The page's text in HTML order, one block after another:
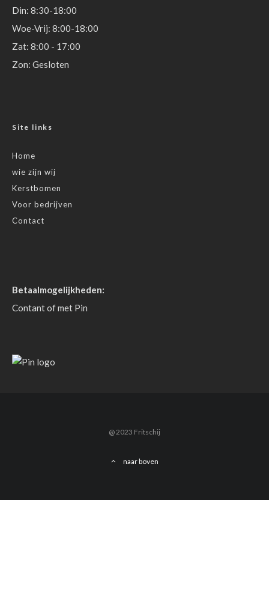
Din: 8:30-18:00
Woe-Vrij: 8:00-18:00
Zat: 8:00 - 17:00
Zon: Gesloten
Site links
Home
wie zijn wij
Kerstbomen
Voor bedrijven
Contact
Betaalmogelijkheden:
Contant of met Pin
@ 2023 Fritschij
naar boven